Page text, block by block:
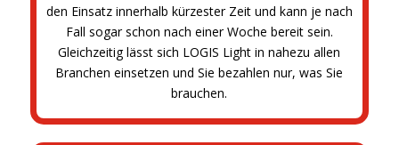
den Einsatz innerhalb kürzester Zeit und kann je nach
Fall sogar schon nach einer Woche bereit sein.
Gleichzeitig lässt sich LOGIS Light in nahezu allen
Branchen einsetzen und Sie bezahlen nur, was Sie
brauchen.